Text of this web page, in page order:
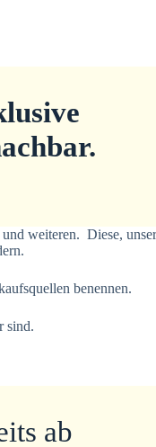
weiteren. Diese,
benennen.
sind.
ab